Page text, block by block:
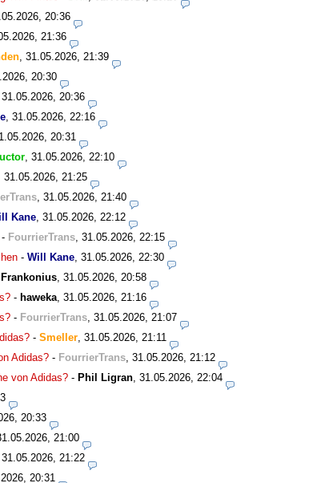
20:36
21:36
31.05.2026, 21:39
20:30
31.05.2026, 20:36
31.05.2026, 22:16
20:31
31.05.2026, 22:10
31.05.2026, 21:25
31.05.2026, 21:40
Kane 31.05.2026, 22:12
- FourrierTrans 31.05.2026, 22:15
- Will Kane 31.05.2026, 22:30
Frankonius 31.05.2026, 20:58
- haweka 31.05.2026, 21:16
- FourrierTrans 31.05.2026, 21:07
- Smeller 31.05.2026, 21:11
Adidas? - FourrierTrans 31.05.2026, 21:12
von Adidas? - Phil Ligran 31.05.2026, 22:04
20:33
21:00
31.05.2026, 21:22
20:31